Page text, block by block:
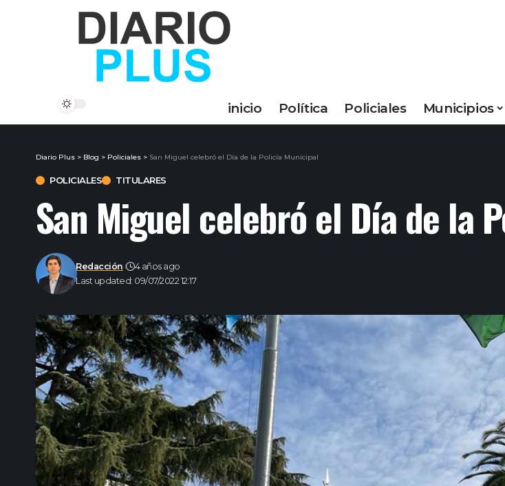
inicio Política Policiales Municipios
Diario Plus > Blog > Policiales > San Miguel celebró el Día de la Policía Municipal
POLICIALES TITULARES
San Miguel celebró el Día de la
Last updated: 09/07/2022 12:17
Redacción 4 años ago